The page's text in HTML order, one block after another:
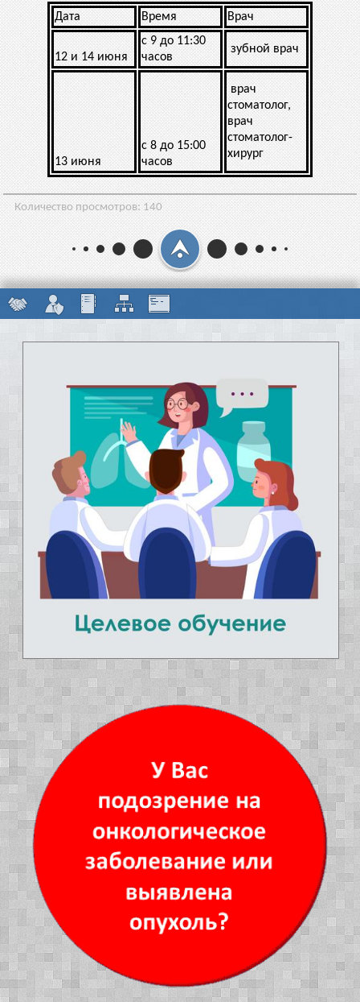
Дата Время Врач
12 и 14 июня
с 9 до 11:30
часов
зубной врач
13 июня
с 8 до 15:00
часов
врач
стоматолог,
врач
стоматолог-
хирург
Количество просмотров: 140